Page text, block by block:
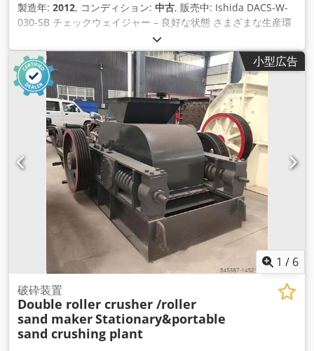
製造年: 2012, コンディション: 中古, 販売中: Ishida DACS-W-
030-SB チェックウェイジャー – 良好な状態 さまざまな生産環
境で効率的かつ正確な重量管理ができるよう設計された高品質
の Ishida DACS-W-030-SB チェックウェイジャーを販売してい
ます。このチェックウェイジャーは良好な状態にあり、徹底的
にメンテナンスされており、すぐに使用でき ます。 主な特徴:
- 計量プラットフォームの寸法: 530mm x 300mm - 自動リジェ
クト システム: 規格外の製品を正確に選別して除去します - ブ
ランド: Ishida – 信頼性と耐久性に優れた計量ソリューション
で知られています - モデル: DACS-W-030-SB – 最適なパフォー
マンスを実現する最高級モデル - 統合の容易さ: 既存の生産ラ
インに簡単に統合できます - 精度と信頼性: 食品、医薬品、ま
たは工業用途に最適 品質管理プロセスのアップグレードや全体
的な生産効率の向上をお考えの場合、Ishida DACS-W-030-SB
チェックウェイジャーは実証済みのソリューションを提供しま
す。 詳細または見学の予約については、お問い合わせくださ
い。 *STC はこの機器を最近購入しました。 現在、多くの新し
い在庫を受け取っていますが、まだ作業する時間がありませ
ん。 もちろん、ご興味があれば、テストと検査を優先して、
100% 動作可能なマシンをお届けいたします。 ご興味があれ
ば、お気軽にお問い合わせください。さらに詳しい情報を収集
させていただきます。 Dcedpfx Aqov Sqxisisk 計量プラットフ
ォームの寸法: 530mm x 300mm
小型広告
1 / 6
破砕装置
Double roller crusher /roller
sand makerStationary&portable
sand crushing plant